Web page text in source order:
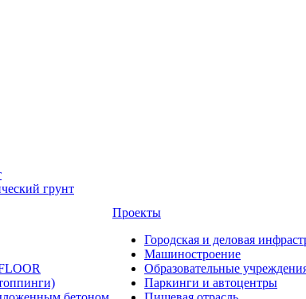
грунт
Проекты
Городская и деловая
Машиностроение
Образовательные
Паркинги и автоцентры